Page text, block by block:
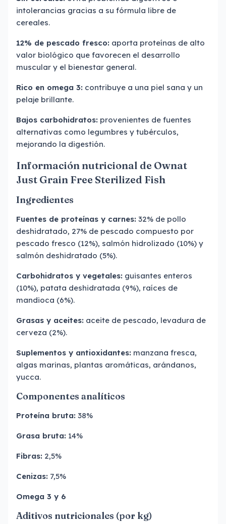
intolerancias gracias a su fórmula libre de
cereales.
12% de pescado fresco: aporta proteínas de alto
valor biológico que favorecen el desarrollo
muscular y el bienestar general.
Rico en omega 3: contribuye a una piel sana y un
pelaje brillante.
Bajos carbohidratos: provenientes de fuentes
alternativas como legumbres y tubérculos,
mejorando la digestión.
Información nutricional de Ownat
Just Grain Free Sterilized Fish
Ingredientes
Fuentes de proteínas y carnes: 32% de pollo
deshidratado, 27% de pescado compuesto por
pescado fresco (12%), salmón hidrolizado (10%) y
salmón deshidratado (5%).
Carbohidratos y vegetales: guisantes enteros
(10%), patata deshidratada (9%), raíces de
mandioca (6%).
Grasas y aceites: aceite de pescado, levadura de
cerveza (2%).
Suplementos y antioxidantes: manzana fresca,
algas marinas, plantas aromáticas, arándanos,
yucca.
Componentes analíticos
Proteína bruta: 38%
Grasa bruta: 14%
Fibras: 2,5%
Cenizas: 7,5%
Omega 3 y 6
Aditivos nutricionales (por kg)